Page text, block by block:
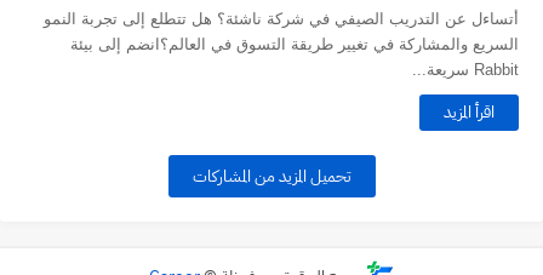
أتساءل عن التدريب الصيفي في شركة ناشئة؟ هل تتطلع إلى تجربة النمو
السريع والمشاركة في تغيير طريقة التسوق في العالم؟انضم إلى بيئة
Rabbit سريعة...
اقرأ المزيد
تحميل المزيد من المشاركات